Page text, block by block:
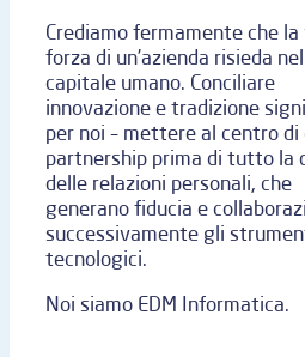
Crediamo fermamente che la
forza di un’azienda risieda nel
capitale umano. Conciliare
innovazione e tradizione
per noi – mettere al centro di
partnership prima di tutto la
delle relazioni personali, che
generano fiducia e
successivamente gli
tecnologici.
Noi siamo EDM Informatica.